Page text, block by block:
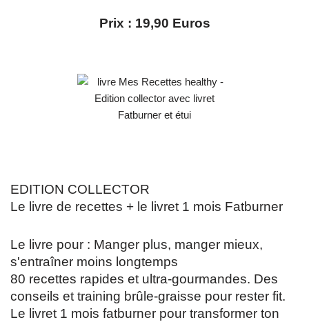
Prix : 19,90 Euros
EDITION COLLECTOR
Le livre de recettes + le livret 1 mois Fatburner
Le livre pour : Manger plus, manger mieux,
s'entraîner moins longtemps
80 recettes rapides et ultra-gourmandes. Des
conseils et training brûle-graisse pour rester fit.
Le livret 1 mois fatburner pour transformer ton